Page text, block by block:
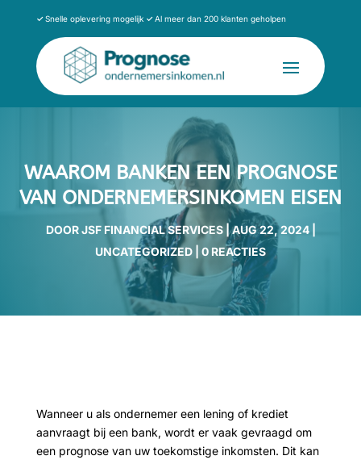
✓Snelle oplevering mogelijk ✓Al meer dan 200 klanten geholpen
WAAROM BANKEN EEN PROGNOSE
VAN ONDERNEMERSINKOMEN EISEN
DOORJSF FINANCIAL SERVICES|AUG 22, 2024|
UNCATEGORIZED
0 REACTIES
Wanneer u als ondernemer een lening of krediet
aanvraagt bij een bank, wordt er vaak gevraagd om
een prognose van uw toekomstige inkomsten. Dit kan